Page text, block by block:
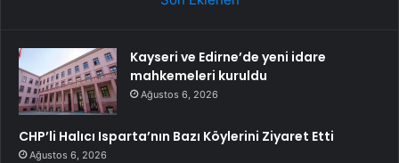
Kayseri ve Edirne’de yeni idare
mahkemeleri kuruldu
Ağustos 6, 2026
CHP’li Halıcı Isparta’nın Bazı Köylerini Ziyaret Etti
Ağustos 6, 2026